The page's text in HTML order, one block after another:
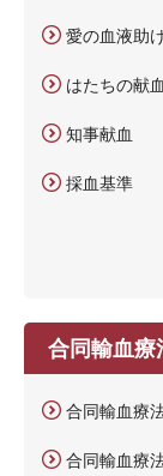
愛の血液助
はたちの献血
知事献血
採血基準
合同輸血
合同輸血療
合同輸血療